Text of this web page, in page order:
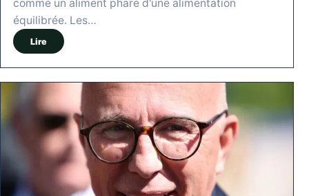
comme un aliment phare d'une alimentation
équilibrée. Les…
Lire